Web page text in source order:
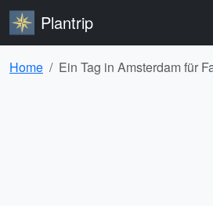
Plantrip
Home Ein Tag in Amsterdam für